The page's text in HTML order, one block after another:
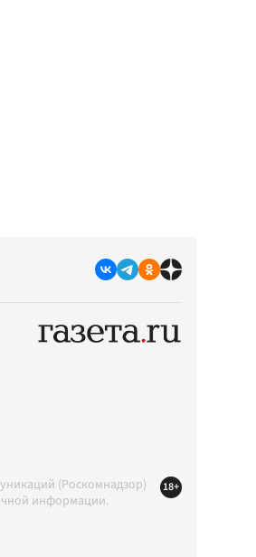
(Роскомнадзор)
информации.
18+